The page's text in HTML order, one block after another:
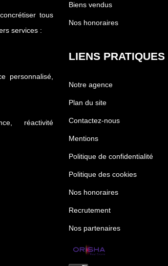
tous
services :
personnalisé,
réactivité
Biens vendus
Nos honoraires
LIENS PRATIQUES
Notre agence
Plan du site
Contactez-nous
Mentions
Politique de confidentialité
Politique des cookies
Nos honoraires
Recrutement
Nos partenaires